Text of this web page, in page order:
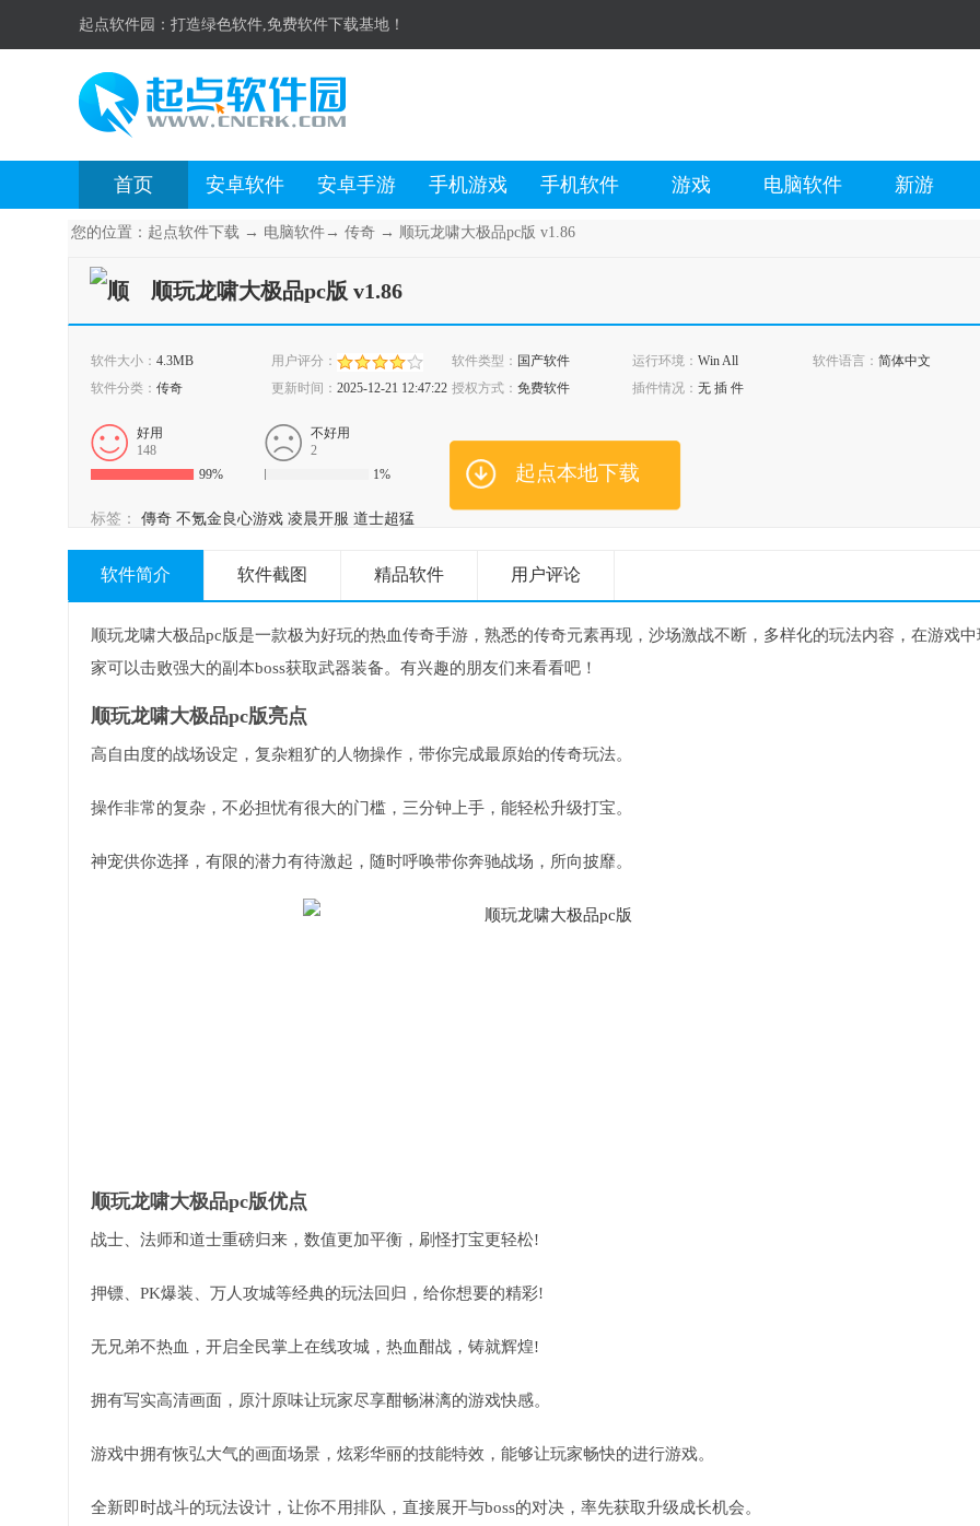
起点软件园： 打造绿色软件,免费软件下载基地！
首页 安卓软件 安卓手游 手机游戏 手机软件 游戏 电脑软件 新游
您的位置： 起点软件下载 → 电脑软件 → 传奇 → 顺玩龙啸大极品pc版 v1.86
顺玩龙啸大极品pc版 v1.86
软件大小： 4.3MB 用户评分： 软件类型： 国产软件 运行环境： Win All 软件语言： 简体中文
软件分类： 传奇 更新时间： 2025-12-21 12:47:22 授权方式： 免费软件 插件情况： 无 插 件
好用
148
99%
不好用
2
1%
起点本地下载
标签： 傳奇 不氪金良心游戏 凌晨开服 道士超猛
软件简介 软件截图 精品软件 用户评论
顺玩龙啸大极品pc版是一款极为好玩的热血传奇手游，熟悉的传奇元素再现，沙场激战不断，多样化的玩法内容，在游戏中
家可以击败强大的副本boss获取武器装备。有兴趣的朋友们来看看吧！
顺玩龙啸大极品pc版亮点
高自由度的战场设定，复杂粗犷的人物操作，带你完成最原始的传奇玩法。
操作非常的复杂，不必担忧有很大的门槛，三分钟上手，能轻松升级打宝。
神宠供你选择，有限的潜力有待激起，随时呼唤带你奔驰战场，所向披靡。
顺玩龙啸大极品pc版优点
战士、法师和道士重磅归来，数值更加平衡，刷怪打宝更轻松!
押镖、PK爆装、万人攻城等经典的玩法回归，给你想要的精彩!
无兄弟不热血，开启全民掌上在线攻城，热血酣战，铸就辉煌!
拥有写实高清画面，原汁原味让玩家尽享酣畅淋漓的游戏快感。
游戏中拥有恢弘大气的画面场景，炫彩华丽的技能特效，能够让玩家畅快的进行游戏。
全新即时战斗的玩法设计，让你不用排队，直接展开与boss的对决，率先获取升级成长机会。